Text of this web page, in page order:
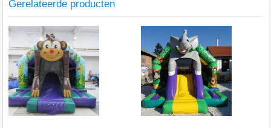
Gerelateerde producten